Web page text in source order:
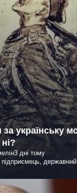
українську
3 дні тому
підприємець,